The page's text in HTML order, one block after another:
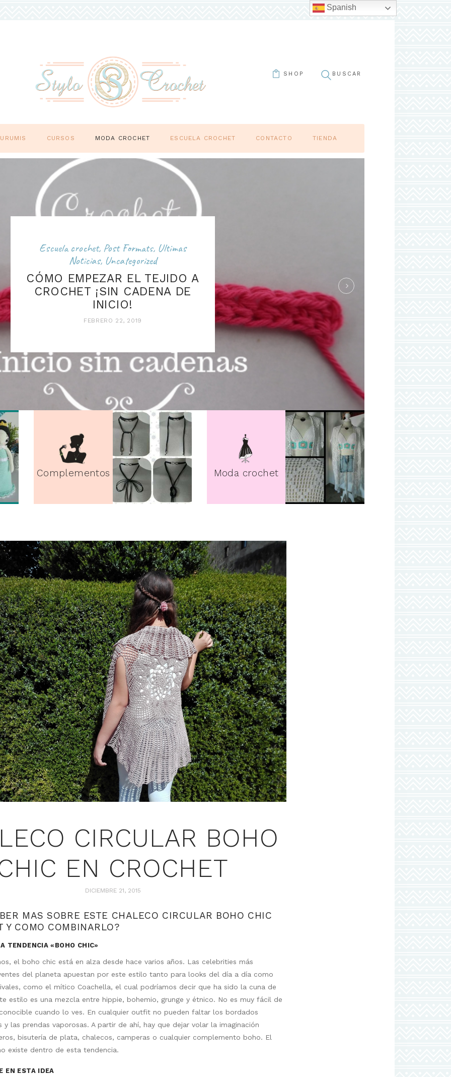
SHOP
CURSOS MODA CROCHET ESCUELA CROCHET CONTACTO TIENDA
Escuela crochet, Post Formats, Ultimas
Noticias, Uncategorized
CÓMO EMPEZAR EL TEJIDO A
CROCHET ¡SIN CADENA DE
INICIO!
FEBRERO 22, 2019
Complementos Moda crochet
pin it
CIRCULAR BOHO
EN CROCHET
DICIEMBRE 21, 2015
MAS SOBRE ESTE CHALECO CIRCULAR BOHO CHIC
Y COMO COMBINARLO?
TENDENCIA «BOHO CHIC»
el boho chic está en alza desde hace varios años. Las celebrities más
del planeta apuestan por este estilo tanto para looks del día a día como
como el mítico Coachella, el cual podríamos decir que ha sido la cuna de
estilo es una mezcla entre hippie, bohemio, grunge y étnico. No es muy fácil de
cuando lo ves. En cualquier outfit no pueden faltar los bordados
las prendas vaporosas. A partir de ahí, hay que dejar volar la imaginación
bisutería de plata, chalecos, camperas o cualquier complemento boho. El
existe dentro de esta tendencia.
EN ESTA IDEA
Spanish